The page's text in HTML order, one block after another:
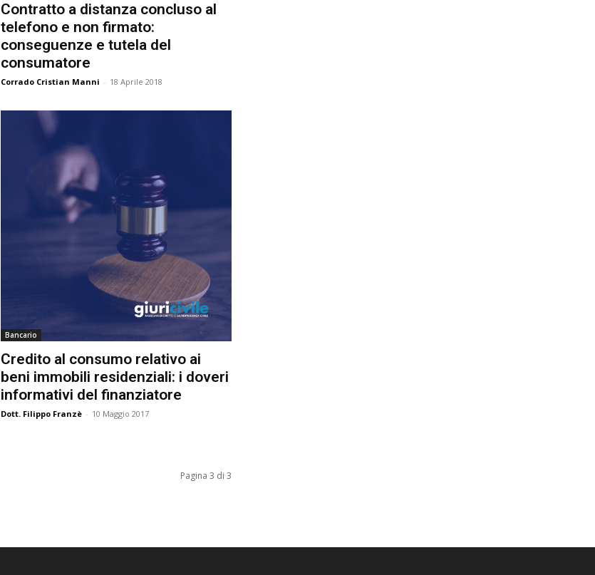
Contratto a distanza concluso al
telefono e non firmato:
conseguenze e tutela del
consumatore
Corrado Cristian Manni - 18 Aprile 2018
Bancario
Credito al consumo relativo ai
beni immobili residenziali: i doveri
informativi del finanziatore
Dott. Filippo Franzè - 10 Maggio 2017
Pagina 3 di 3